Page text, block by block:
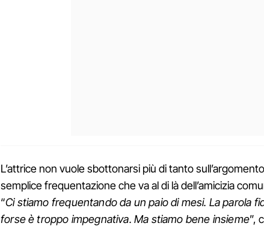
L’attrice non vuole sbottonarsi più di tanto
semplice frequentazione che va al di là dell’amicizia
“Ci stiamo frequentando da un paio di mesi. La parola
forse è troppo impegnativa. Ma stiamo bene insieme”,